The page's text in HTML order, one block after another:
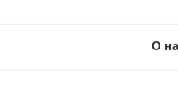
О
которые в целом
Доказано, что регулярная